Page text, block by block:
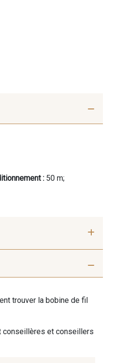
: 50 m;
trouver la bobine de fil
conseillères et conseillers